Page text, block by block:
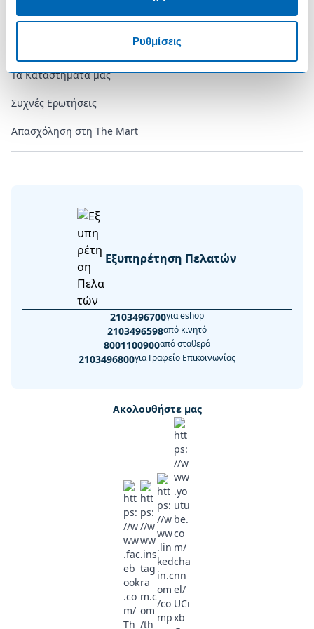
Ρυθμίσεις
Επικοινωνία
Τα Καταστήματά μας
Συχνές Ερωτήσεις
Απασχόληση στη The Mart
Εξυπηρέτηση Πελατών
2103496700για eshop
2103496598από κινητό
8001100900από σταθερό
2103496800για Γραφείο Επικοινωνίας
Ακολουθήστε μας